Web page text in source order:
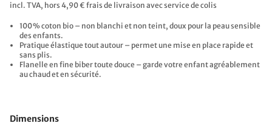
incl. TVA, hors 4,90 € frais de livraison avec service de colis
100 % coton bio – non blanchi et non teint, doux pour la peau sensible
des enfants.
Pratique élastique tout autour – permet une mise en place rapide et
sans plis.
Flanelle en fine biber toute douce – garde votre enfant agréablement
au chaud et en sécurité.
Dimensions